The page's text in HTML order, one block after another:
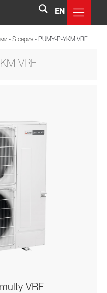
EN
- S серия - PUMY-P-YKM VRF
VRF
VRF